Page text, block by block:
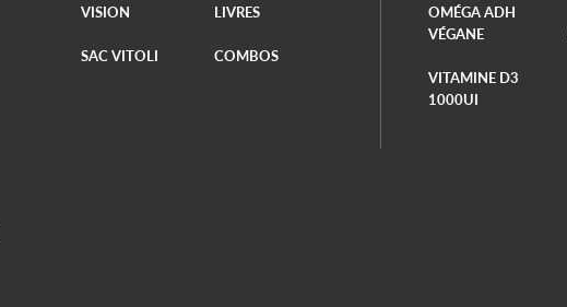
VISION LIVRES
SAC VITOLI COMBOS
OMÉGA ADH
VÉGANE
VITAMINE D3
1000UI